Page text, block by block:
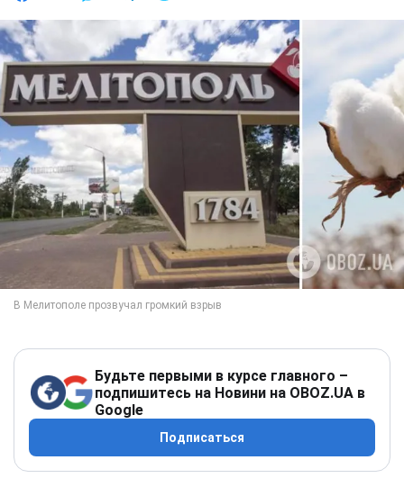
Будьте первыми в курсе главного –
подпишитесь на Новини на OBOZ.UA в
Google
Подписаться